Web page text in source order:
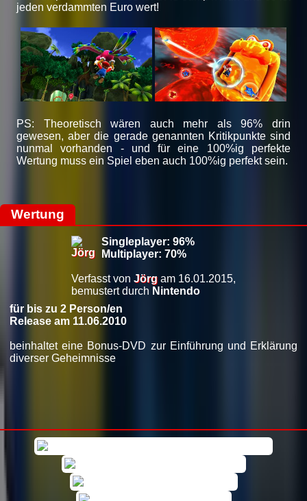
jeden verdammten Euro wert!
PS: Theoretisch wären auch mehr als 96% drin
gewesen, aber die gerade genannten Kritikpunkte sind
nunmal vorhanden - und für eine 100%ig perfekte
Wertung muss ein Spiel eben auch 100%ig perfekt sein.
Wertung
Singleplayer: 96%
Multiplayer: 70%
Verfasst von Jörg am 16.01.2015,
bemustert durch Nintendo
für bis zu 2 Person/en
Release am 11.06.2010
beinhaltet eine Bonus-DVD zur Einführung und Erklärung
diverser Geheimnisse